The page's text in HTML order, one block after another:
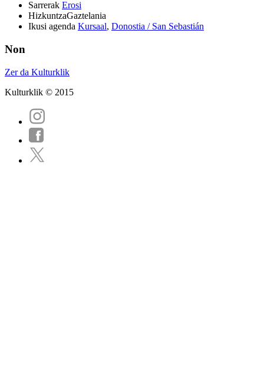
Sarrerak Erosi
HizkuntzaGaztelania
Ikusi agenda Kursaal, Donostia / San Sebastián
Non
Zer da Kulturklik
Kulturklik © 2015